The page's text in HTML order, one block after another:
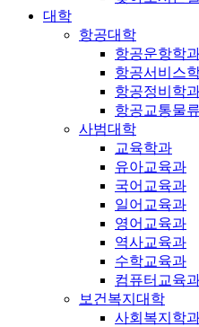
대학
항공대학
항공운항학
항공서비스
항공정비학
항공교통물
사범대학
교육학과
유아교육과
국어교육과
일어교육과
영어교육과
역사교육과
수학교육과
컴퓨터교육
보건복지대학
사회복지학